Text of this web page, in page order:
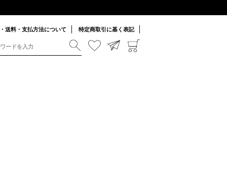
送料・支払方法について 特定商取引に基く表記